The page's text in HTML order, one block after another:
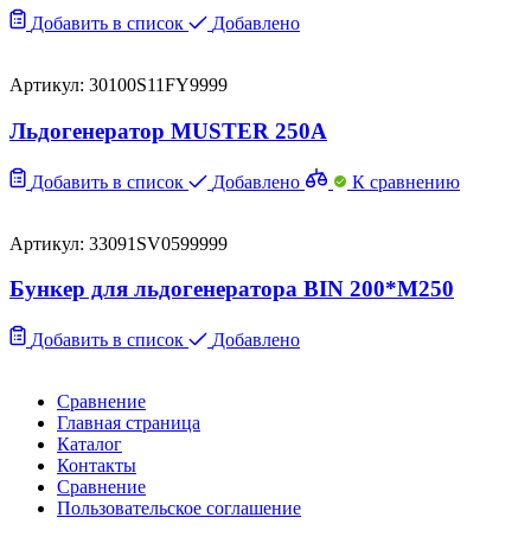
Добавить в список Добавлено
Артикул: 30100S11FY9999
Льдогенератор MUSTER 250A
Добавить в список Добавлено К сравнению
Артикул: 33091SV0599999
Бункер для льдогенератора BIN 200*M250
Добавить в список Добавлено
Сравнение
Главная страница
Каталог
Контакты
Сравнение
Пользовательское соглашение